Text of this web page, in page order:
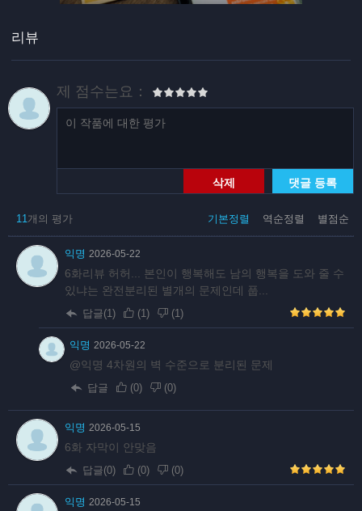
리뷰
제 점수는요：
삭제 댓글 등록
기본정렬 역순정렬 별점순
11개의 평가
익명 2026-05-22
6화리뷰 허허... 본인이 행복해도 남의 행복을 도와 줄 수
있냐는 완전분리된 별개의 문제인데 풉...
답글(1) (1) (1)
익명 2026-05-22
@익명 4차원의 벽 수준으로 분리된 문제
답글 (0) (0)
익명 2026-05-15
6화 자막이 안맞음
답글(0) (0) (0)
익명 2026-05-15